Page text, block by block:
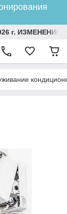
г.